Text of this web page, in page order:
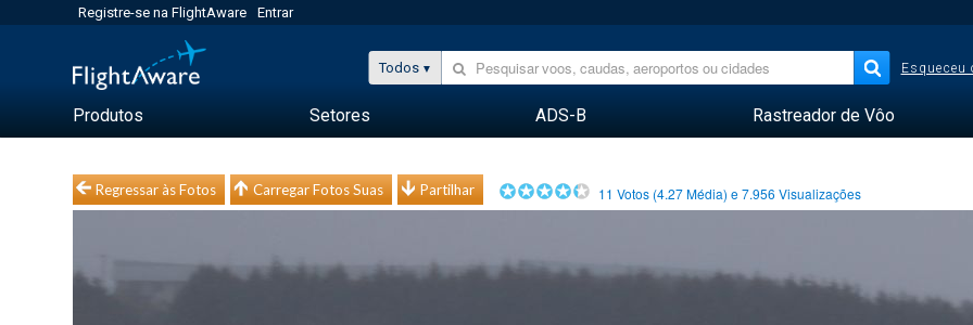
Registre-se na FlightAware Entrar
Todos Esqueceu
Produtos Setores ADS-B Rastreador de Vôo
Regressar às Fotos Carregar Fotos Suas Partilhar 11 Votos (4.27Média) e7.956 Visualizações